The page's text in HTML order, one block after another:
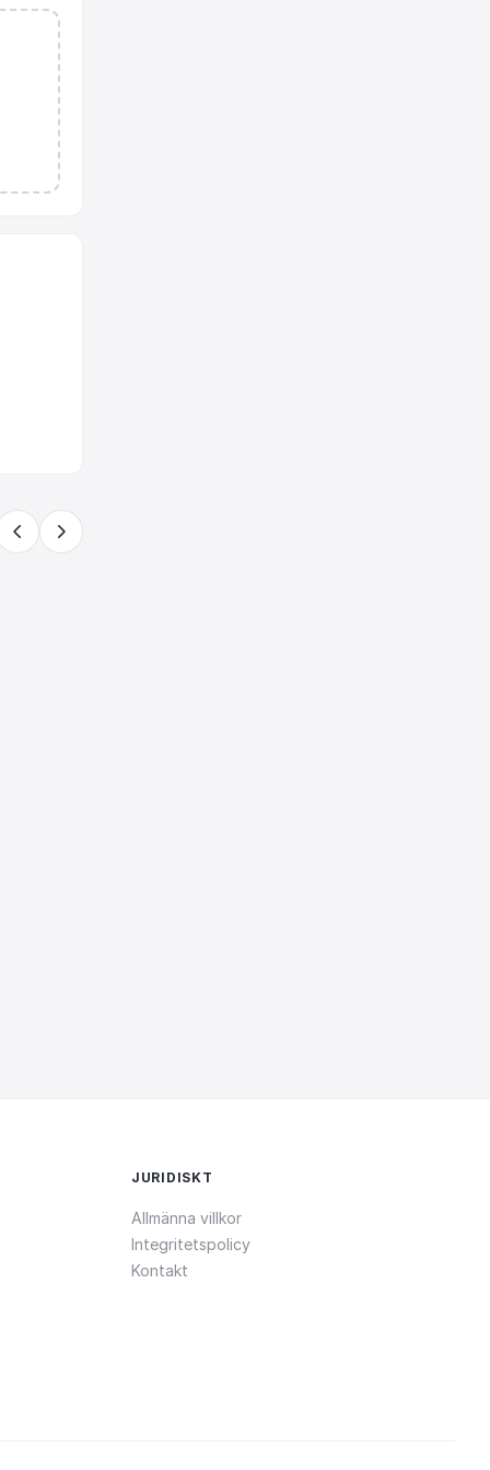
JURIDISKT
Allmänna villkor
Integritetspolicy
Kontakt